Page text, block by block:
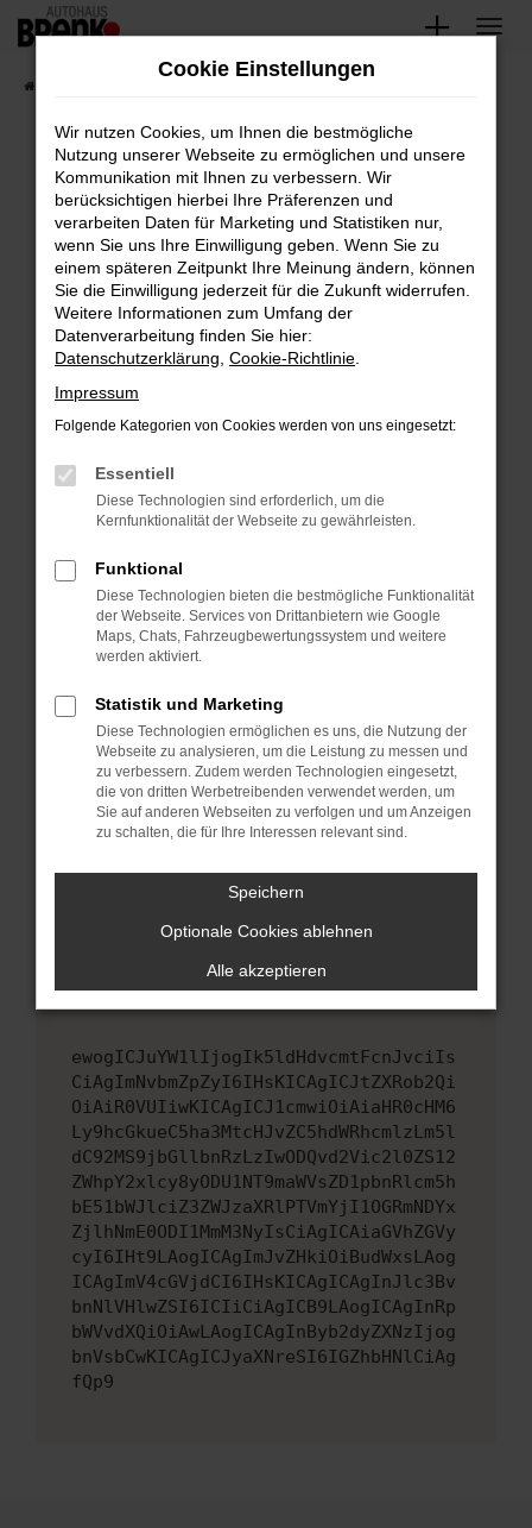
Zum
springen
Unsere Fahrzeuge
Fehler: Network Error
Beim Laden ist ein Fehler aufgetreten.
Hier sind ein paar Tipps, die dir helfen können:
Überprüfe deine Firewall und deine
Internetverbindung.
Laden andere Webseiten, zum Beispiel deine
Suchmaschine?
Prüfe deine Browsererweiterungen.
können das Laden bestimmter Seiten
verhindern. Funktioniert die Seite in einem
anderen Browser oder in einem privaten
Starte dein Gerät neu.
Das kann manchmal helfen, vorübergehende
Probleme zu beheben.
Betriebssystem auf dem neuesten Stand
sind.
Veraltete Software birgt nicht nur ein
Sicherheitsrisiko, sondern kann auch dazu
führen, dass bestimmte Funktionen nicht mehr
unterstützt werden.
Wende dich an den Webseitenbetreiber.
Wenn du alle oben genannten Schritte versucht
hast, kontaktiere uns bitte. Wir werden
versuchen, das Problem zu beheben. Du kannst
uns diesen Text schicken, um uns bei der
ewogICJuYW1lIjogIk5ldHdvcmtFcnJvciIs
CiAgImNvbmZpZyI6IHsKICAgICJtZXRob2Qi
OiAiR0VUIiwKICAgICJ1cmwiOiAiaHR0cHM6
Ly9hcGkueC5ha3MtcHJvZC5hdWRhcmlzLm5l
dC92MS9jbGllbnRzLzIwODQvd2Vic2l0ZS12
ZWhpY2xlcy8yODU1NT9maWVsZD1pbnRlcm5h
bE51bWJlciZ3ZWJzaXRlPTVmYjI1OGRmNDYx
ZjlhNmE0ODI1MmM3NyIsCiAgICAiaGVhZGVy
cyI6IHt9LAogICAgImJvZHkiOiBudWxsLAog
ICAgImV4cGVjdCI6IHsKICAgICAgInJlc3Bv
bnNlVHlwZSI6ICIiCiAgICB9LAogICAgInRp
bWVvdXQiOiAwLAogICAgInByb2dyZXNzIjog
bnVsbCwKICAgICJyaXNreSI6IGZhbHNlCiAg
fQp9
Cookie Einstellungen
Wir nutzen Cookies, um Ihnen die bestmögliche
Nutzung unserer Webseite zu ermöglichen und unsere
Kommunikation mit Ihnen zu verbessern. Wir
berücksichtigen hierbei Ihre Präferenzen und
verarbeiten Daten für Marketing und Statistiken nur,
wenn Sie uns Ihre Einwilligung geben. Wenn Sie zu
einem späteren Zeitpunkt Ihre Meinung ändern, können
Sie die Einwilligung jederzeit für die Zukunft widerrufen.
Weitere Informationen zum Umfang der
Datenverarbeitung finden Sie hier:
Datenschutzerklärung Cookie-Richtlinie
Impressum
Folgende Kategorien von Cookies werden von uns eingesetzt:
Essentiell
Diese Technologien sind erforderlich, um die
Kernfunktionalität der Webseite zu gewährleisten.
Funktional
Diese Technologien bieten die bestmögliche Funktionalität
der Webseite. Services von Drittanbietern wie Google
Maps, Chats, Fahrzeugbewertungssystem und weitere
werden aktiviert.
Statistik und Marketing
Diese Technologien ermöglichen es uns, die Nutzung der
Webseite zu analysieren, um die Leistung zu messen und
zu verbessern. Zudem werden Technologien eingesetzt,
die von dritten Werbetreibenden verwendet werden, um
Sie auf anderen Webseiten zu verfolgen und um Anzeigen
zu schalten, die für Ihre Interessen relevant sind.
Speichern
Optionale Cookies ablehnen
Alle akzeptieren